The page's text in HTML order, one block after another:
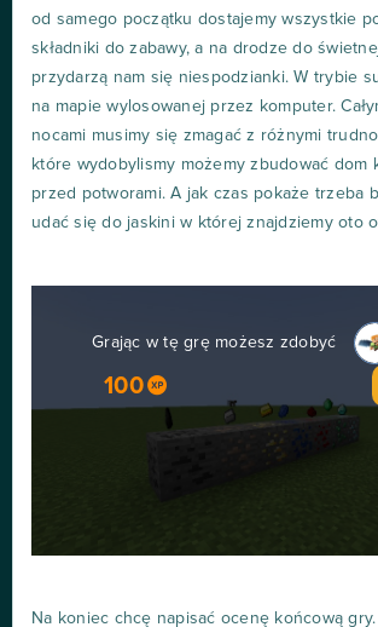
od samego początku dostajemy wszystkie
składniki do zabawy, a na drodze do
przydarzą nam się niespodzianki. W trybie
na mapie wylosowanej przez komputer.
nocami musimy się zmagać z różnymi
które wydobylismy możemy zbudować dom
przed potworami. A jak czas pokaże trzeba
udać się do jaskini w której znajdziemy oto
Grając w tę grę możesz zdobyć
100
Na koniec chcę napisać ocenę końcową